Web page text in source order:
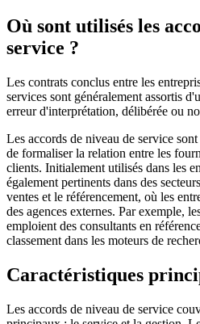
Où sont utilisés les
service ?
Les contrats conclus entre les
services sont généralement assortis
erreur d'interprétation, délibérée ou
Les accords de niveau de service
de formaliser la relation entre les
clients. Initialement utilisés dans les
également pertinents dans des
ventes et le référencement, où les
des agences externes. Par exemple,
emploient des consultants en
classement dans les moteurs de
Caractéristiques
Les accords de niveau de service